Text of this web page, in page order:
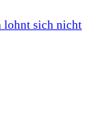
lohnt sich nicht